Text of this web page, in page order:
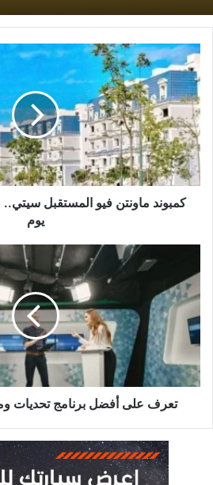
حيوية في العالم كمبوند
ماونتن
فيو
المستقبل
سيتي..
عيش
المغامرة
في
كل
يومكمبوند ماونتن فيو المستقبل
يوم
أفضل
برنامج
تحديات
ومسابقات
2024
تعرف على أفضل برنامج تحديات